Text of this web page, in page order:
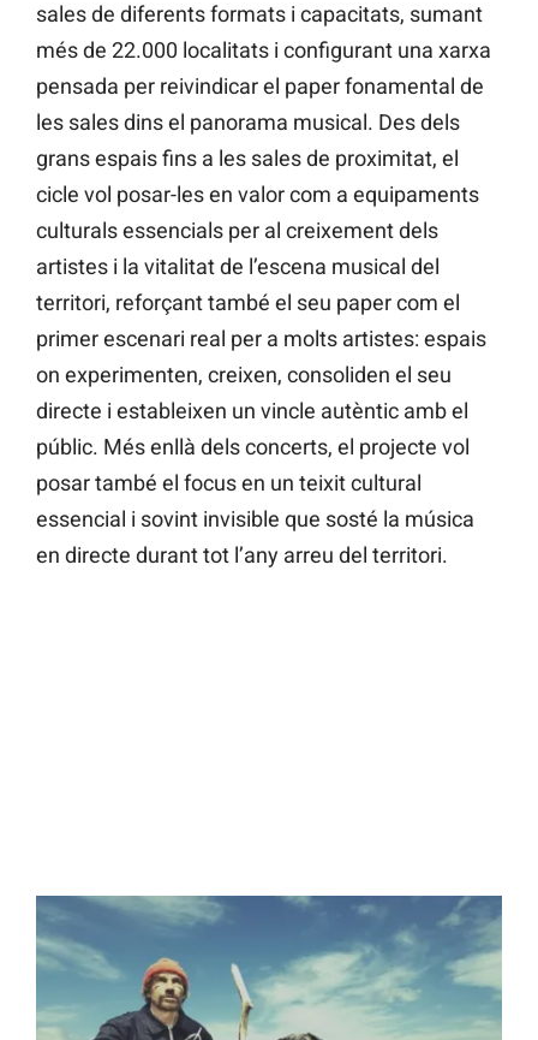
sales de diferents formats i capacitats, sumant
més de 22.000 localitats i configurant una xarxa
pensada per reivindicar el paper fonamental de
les sales dins el panorama musical. Des dels
grans espais fins a les sales de proximitat, el
cicle vol posar-les en valor com a equipaments
culturals essencials per al creixement dels
artistes i la vitalitat de l’escena musical del
territori, reforçant també el seu paper com el
primer escenari real per a molts artistes: espais
on experimenten, creixen, consoliden el seu
directe i estableixen un vincle autèntic amb el
públic. Més enllà dels concerts, el projecte vol
posar també el focus en un teixit cultural
essencial i sovint invisible que sosté la música
en directe durant tot l’any arreu del territori.